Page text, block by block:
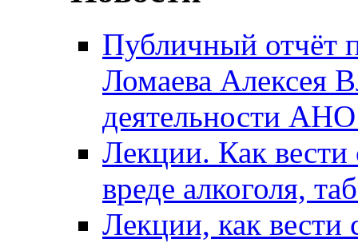
Публичный отчёт
Ломаева Алексея
деятельности
Лекции. Как вести
вреде алкоголя,
Лекции, как вести